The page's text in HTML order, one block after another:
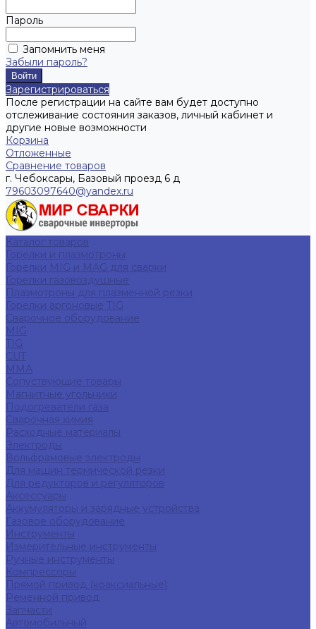
Пароль
Запомнить меня
Забыли пароль?
Зарегистрироваться
После регистрации на сайте вам будет доступно
отслеживание состояния заказов, личный кабинет и
другие новые возможности
Корзина
Отложенные
Сравнение товаров
г. Чебоксары, Базовый проезд 6 д
79603097640@yandex.ru
Каталог товаров
Горелки и плазмотроны
Горелки MIG и MAG для сварки
Горелки газовоздушные
Плазмотроны для плазменной резки
Горелки аргоновые TIG
Сварочное оборудование
MIG
TIG
CUT
ММА
Сопуствующие товары
Магнитные угольники
Подогреватели газа
Сварочная химия
Расходные материалы
Электроды
Вольфрамовые электроды
Для машин термической резки
Для редукторов и регуляторов
Аксессуары
Аккумуляторы и зарядные устройства
Газовое оборудование
Инструменты
Измерительные инструменты
Ручные инструменты
Компрессоры
Прямой привод (коаксиальные)
Ременной привод
Запчасти
Автомобильный